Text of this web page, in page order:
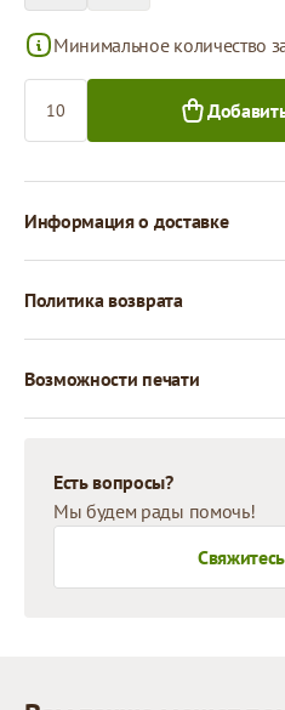
Минимальное количество
Информация о доставке
Политика возврата
Возможности печати
Есть вопросы?
Мы будем рады помочь!